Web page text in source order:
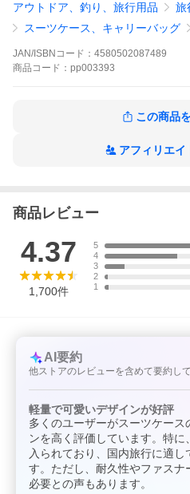
TSAロック搭載
多段調整可能キャリーバー
長時間持ち可能なハンドル
360消音輪
かわいいデザイン
北海道/東北 青森/秋田/岩手/宮城/
栃木/群馬/山梨
アウトドア、釣り、旅行用品
旅
スーツケース、キャリーバッグ
JAN/ISBNコード： 4580502087489
商品 コード： pp003393
この商品
アフィリエイ
商品レビュー
4.37
1,700件
5
4
3
2
1
AI要約
他ストアのレビューを含めて要約し
軽量で可愛いデザインが好評
多くのユーザーがスーツケース
ンを高く評価しています。特
入られており、国内旅行に適
す。ただし、耐久性やファス
必要との声もあります。